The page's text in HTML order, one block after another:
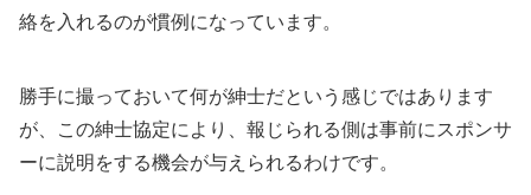
絡を入れるのが慣例になっています。
勝手に撮っておいて何が紳士だという感じではあります
が、この紳士協定により、報じられる側は事前にスポンサ
ーに説明をする機会が与えられるわけです。